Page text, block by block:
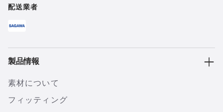
配送業者
製品情報
素材について
フィッティング